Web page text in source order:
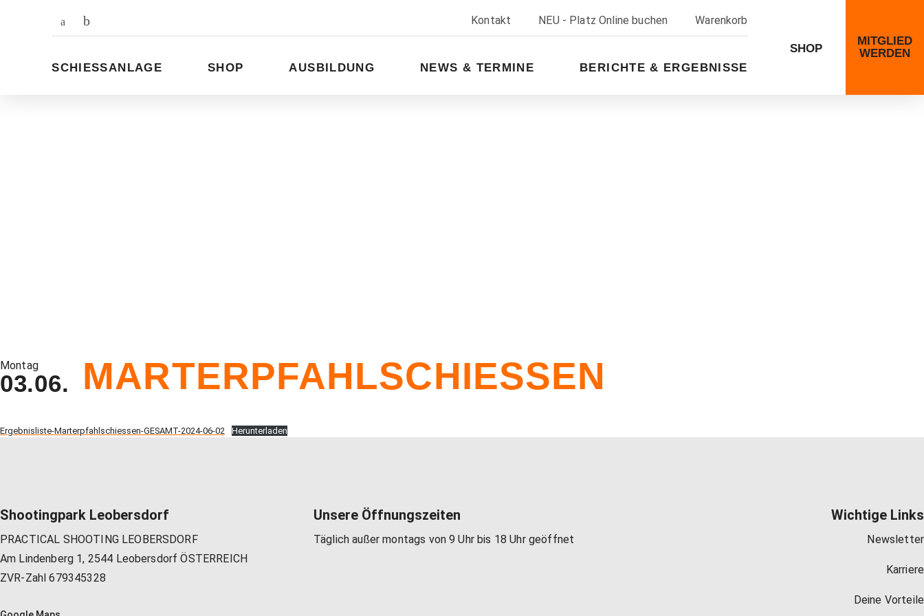
Kontakt NEU - Platz Online buchen Warenkorb
SCHIESSANLAGE SHOP AUSBILDUNG NEWS & TERMINE BERICHTE & ERGEBNISSE
SHOP
MITGLIED
WERDEN
Montag
03.06. MARTERPFAHLSCHIESSEN
Ergebnisliste-Marterpfahlschiessen-GESAMT-2024-06-02 Herunterladen
Shootingpark Leobersdorf
PRACTICAL SHOOTING LEOBERSDORF
Am Lindenberg 1, 2544 Leobersdorf ÖSTERREICH
ZVR-Zahl 679345328
Unsere Öffnungszeiten
Täglich außer montags von 9 Uhr bis 18 Uhr geöffnet
Wichtige Links
Newsletter
Karriere
Deine Vorteile